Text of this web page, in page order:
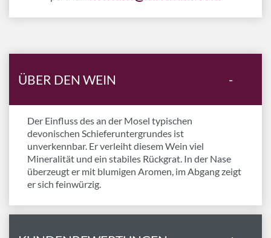
ÜBER DEN WEIN -
Der Einfluss des an der Mosel typischen
devonischen Schieferuntergrundes ist
unverkennbar. Er verleiht diesem Wein viel
Mineralität und ein stabiles Rückgrat. In der Nase
überzeugt er mit blumigen Aromen, im Abgang zeigt
er sich feinwürzig.